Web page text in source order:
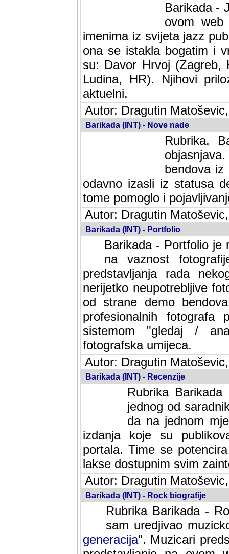
Barikada -
ovom web
imenima iz svijeta jazz
ona se istakla bogatim i
su: Davor Hrvoj (Zagreb,
Ludina, HR). Njihovi
aktuelni.
Autor: Dragutin
Barikada (INT) - Nove nade
Rubrika,
bendova
odavno izasli iz statusa
tome pomoglo i
Autor: Dragutin
Barikada (INT) - Portfolio
Barikada - Portfolio je
na vaznost
predstavljanja rada
nerijetko neupotrebljive
od strane demo
profesionalnih fotografa
sistemom "gledaj /
fotografska umijeca.
Autor: Dragutin
Barikada (INT) - Recenzije
Rubrika
jednog od
da na jednom
izdanja koje su
portala. Time se
lakse dostupnim svim
Autor: Dragutin
Barikada (INT) - Rock biografije
Rubrika Barikada -
sam uredjivao
generacija". Muzicari